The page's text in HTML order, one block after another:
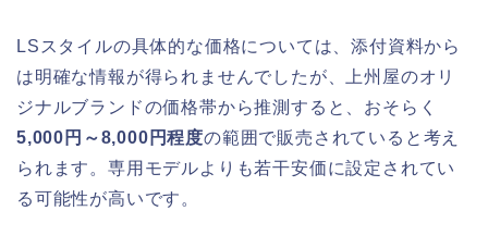
LSスタイルの具体的な価格については、添付資料から
は明確な情報が得られませんでしたが、上州屋のオリ
ジナルブランドの価格帯から推測すると、おそらく
5,000円～8,000円程度の範囲で販売されていると考え
られます。専用モデルよりも若干安価に設定されてい
る可能性が高いです。